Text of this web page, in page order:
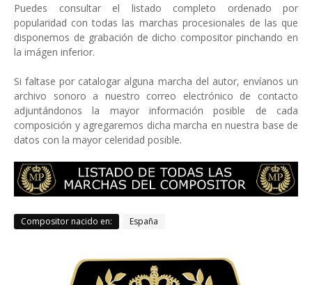
Puedes consultar el listado completo ordenado por
popularidad con todas las marchas procesionales de las que
disponemos de grabación de dicho compositor pinchando en
la imágen inferior.
Si faltase por catalogar alguna marcha del autor, envíanos un
archivo sonoro a nuestro correo electrónico de contacto
adjuntándonos la mayor información posible de cada
composición y agregaremos dicha marcha en nuestra base de
datos con la mayor celeridad posible.
Compositor nacido en: España